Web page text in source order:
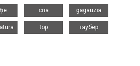
cna
gagauzia
top
таубер